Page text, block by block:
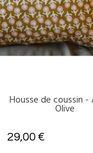
DISPONIBLE
Housse de coussin -
Olive
29,00 €